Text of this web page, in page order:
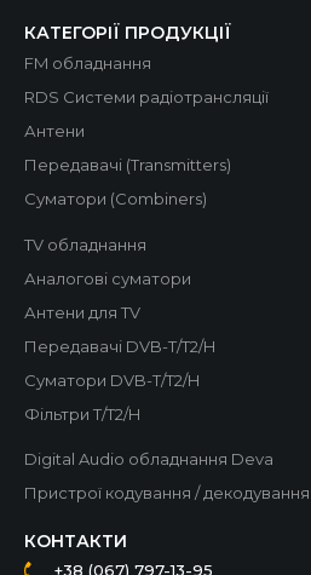
КАТЕГОРІЇ ПРОДУКЦІЇ
FM обладнання
RDS Системи радіотрансляції
Антени
Передавачі (Transmitters)
Суматори (Combiners)
TV обладнання
Аналогові суматори
Антени для TV
Передавачі DVB-T/T2/H
Суматори DVB-T/T2/H
Фільтри T/T2/H
Digital Audio обладнання Deva
Пристрої кодування / декодування
КОНТАКТИ
+38 (067) 797-13-95